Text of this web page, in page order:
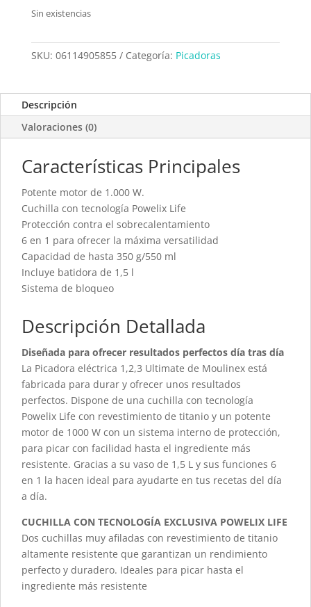
Sin existencias
SKU: 06114905855 Categoría: Picadoras
Descripción
Valoraciones (0)
Características Principales
Potente motor de 1.000 W.
Cuchilla con tecnología Powelix Life
Protección contra el sobrecalentamiento
6 en 1 para ofrecer la máxima versatilidad
Capacidad de hasta 350 g/550 ml
Incluye batidora de 1,5 l
Sistema de bloqueo
Descripción Detallada
Diseñada para ofrecer resultados perfectos día tras día
La Picadora eléctrica 1,2,3 Ultimate de Moulinex está
fabricada para durar y ofrecer unos resultados
perfectos. Dispone de una cuchilla con tecnología
Powelix Life con revestimiento de titanio y un potente
motor de 1000 W con un sistema interno de protección,
para picar con facilidad hasta el ingrediente más
resistente. Gracias a su vaso de 1,5 L y sus funciones 6
en 1 la hacen ideal para ayudarte en tus recetas del día
a día.
CUCHILLA CON TECNOLOGÍA EXCLUSIVA POWELIX LIFE
Dos cuchillas muy afiladas con revestimiento de titanio
altamente resistente que garantizan un rendimiento
perfecto y duradero. Ideales para picar hasta el
ingrediente más resistente